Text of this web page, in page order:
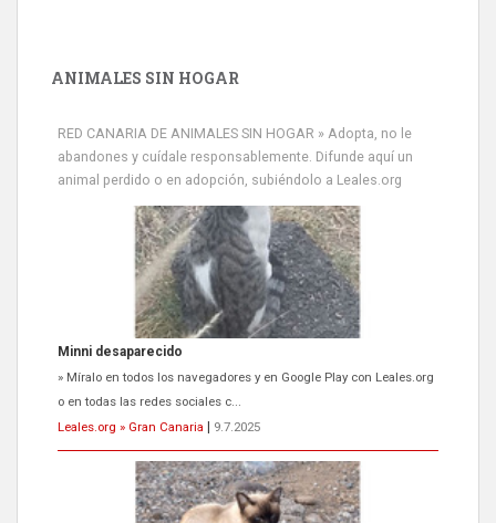
ANIMALES SIN HOGAR
RED CANARIA DE ANIMALES SIN HOGAR » Adopta, no le
abandones y cuídale responsablemente. Difunde aquí un
animal perdido o en adopción, subiéndolo a Leales.org
Minni desaparecido
o en todas las redes sociales c...
Leales.org » Gran Canaria | 9.7.2025
Siami Perdida
Se llama Siami,es hembra de 4 años,esterilizada con marca de
oreja,cariñosa,mimosa pero miedosa,e...
Leales.org » Gran Canaria | 9.7.2025